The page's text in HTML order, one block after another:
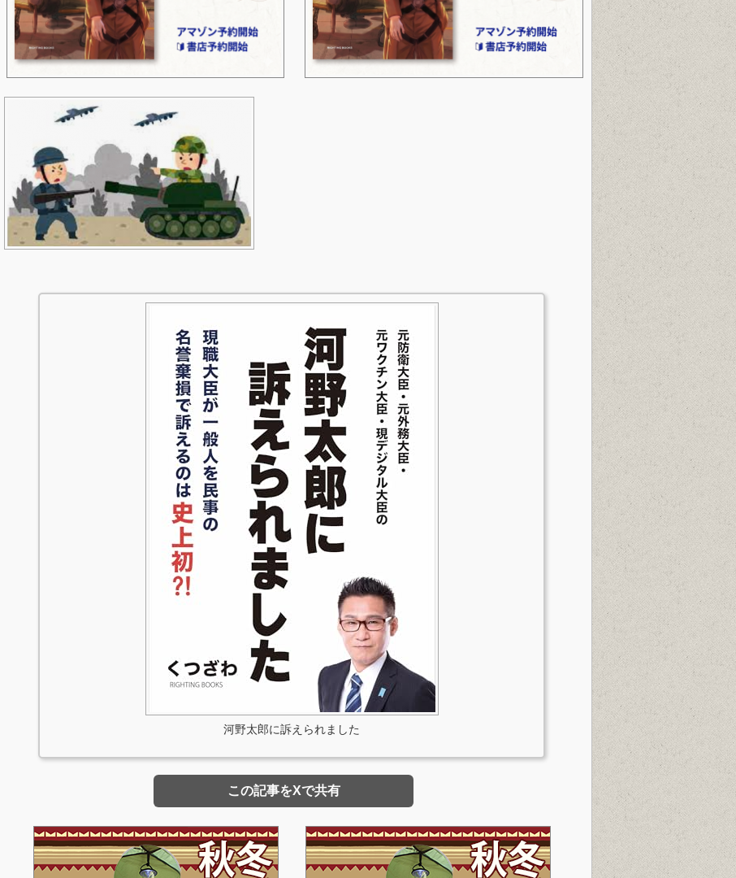
河野太郎に訴えられました
この記事をXで共有